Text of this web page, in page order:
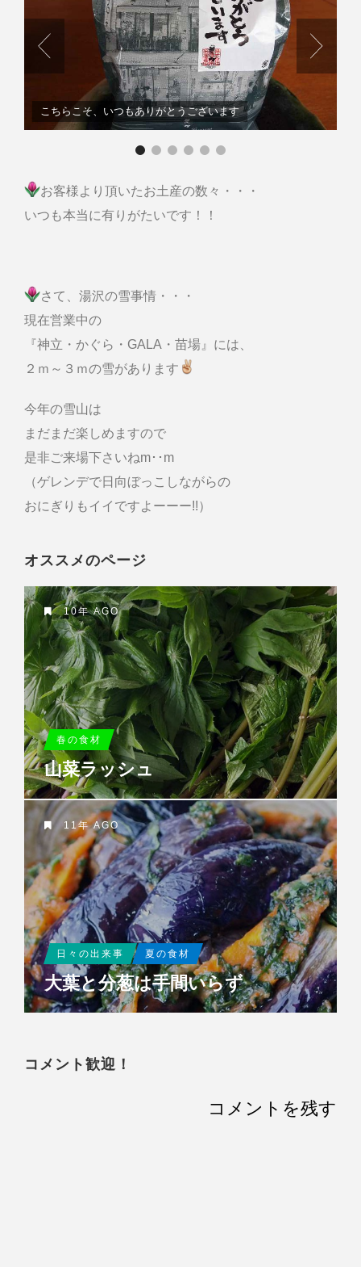
こちらこそ、いつもありがとうございます
お客様より頂いたお土産の数々・・・
いつも本当に有りがたいです！！
さて、湯沢の雪事情・・・
現在営業中の
『神立・かぐら・GALA・苗場』には、
２ｍ～３ｍの雪があります
今年の雪山は
まだまだ楽しめますので
是非ご来場下さいねm･･m
（ゲレンデで日向ぼっこしながらの
おにぎりもイイですよーーー!!）
オススメのページ
10年 AGO
春の食材
山菜ラッシュ
11年 AGO
日々の出来事 夏の食材
大葉と分葱は手間いらず
コメント歓迎！
コメントを残す